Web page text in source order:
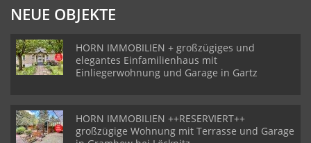
NEUE OBJEKTE
HORN IMMOBILIEN + großzügiges und
elegantes Einfamilienhaus mit
Einliegerwohnung und Garage in Gartz
HORN IMMOBILIEN ++RESERVIERT++
großzügige Wohnung mit Terrasse und Garage